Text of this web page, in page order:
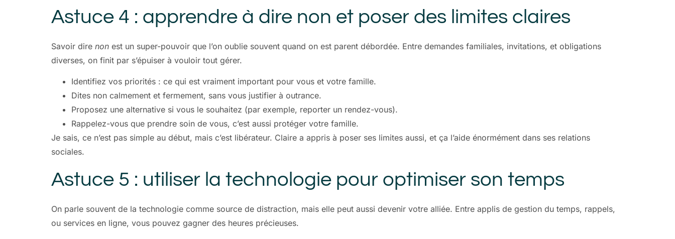
Astuce 4 : apprendre à dire non et poser des limites claires
Savoir dire non est un super-pouvoir que l’on oublie souvent quand on est parent débordée. Entre demandes familiales, invitations, et obligations
diverses, on finit par s’épuiser à vouloir tout gérer.
Identifiez vos priorités : ce qui est vraiment important pour vous et votre famille.
Dites non calmement et fermement, sans vous justifier à outrance.
Proposez une alternative si vous le souhaitez (par exemple, reporter un rendez-vous).
Rappelez-vous que prendre soin de vous, c’est aussi protéger votre famille.
Je sais, ce n’est pas simple au début, mais c’est libérateur. Claire a appris à poser ses limites aussi, et ça l’aide énormément dans ses relations
sociales.
Astuce 5 : utiliser la technologie pour optimiser son temps
On parle souvent de la technologie comme source de distraction, mais elle peut aussi devenir votre alliée. Entre applis de gestion du temps, rappels,
ou services en ligne, vous pouvez gagner des heures précieuses.